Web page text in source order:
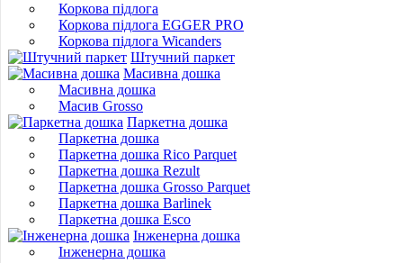
Коркова підлога
Коркова підлога EGGER PRO
Коркова підлога Wicanders
Штучний паркет
Масивна дошка
Масивна дошка
Масив Grosso
Паркетна дошка
Паркетна дошка
Паркетна дошка Rico Parquet
Паркетна дошка Rezult
Паркетна дошка Grosso Parquet
Паркетна дошка Barlinek
Паркетна дошка Esco
Інженерна дошка
Інженерна дошка